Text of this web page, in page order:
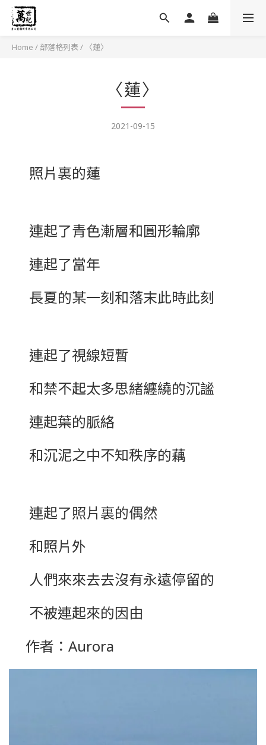
Home / 部落格列表 / 〈蓮〉
〈蓮〉
2021-09-15
照片裏的蓮
連起了青色漸層和圓形輪廓
連起了當年
長夏的某一刻和落末此時此刻
連起了視線短暫
和禁不起太多思緒纏繞的沉謐
連起葉的脈絡
和沉泥之中不知秩序的藕
連起了照片裏的偶然
和照片外
人們來來去去沒有永遠停留的
不被連起來的因由
作者：Aurora